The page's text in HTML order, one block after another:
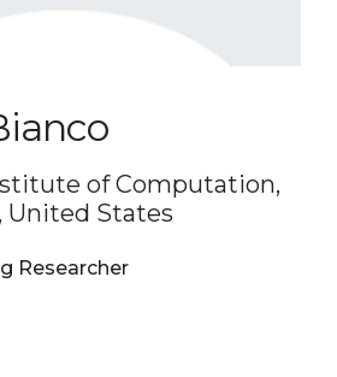
of Computation,
United States
Researcher